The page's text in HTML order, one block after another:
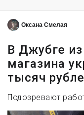
Оксана Смелая
В Джубге
магазина
тысяч
Подозревают